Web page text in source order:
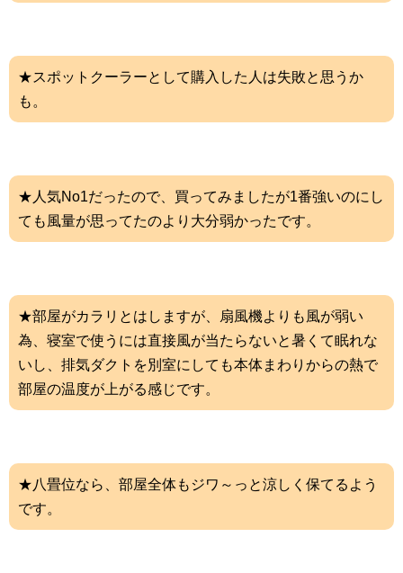
★スポットクーラーとして購入した人は失敗と思うか
も。
★人気No1だったので、買ってみましたが1番強いのにし
ても風量が思ってたのより大分弱かったです。
★部屋がカラリとはしますが、扇風機よりも風が弱い
為、寝室で使うには直接風が当たらないと暑くて眠れな
いし、排気ダクトを別室にしても本体まわりからの熱で
部屋の温度が上がる感じです。
★八畳位なら、部屋全体もジワ～っと涼しく保てるよう
です。